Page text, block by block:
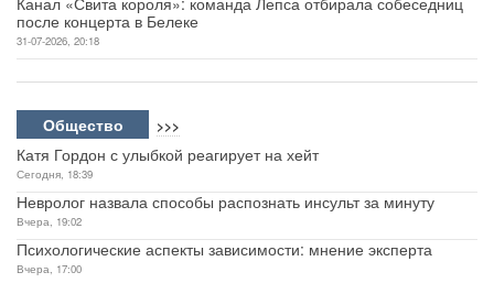
после концерта в Белеке
31-07-2026, 20:18
Общество >>>
Катя Гордон с улыбкой реагирует на хейт
Сегодня, 18:39
Невролог назвала способы распознать инсульт за минуту
Вчера, 19:02
Психологические аспекты зависимости: мнение эксперта
Вчера, 17:00